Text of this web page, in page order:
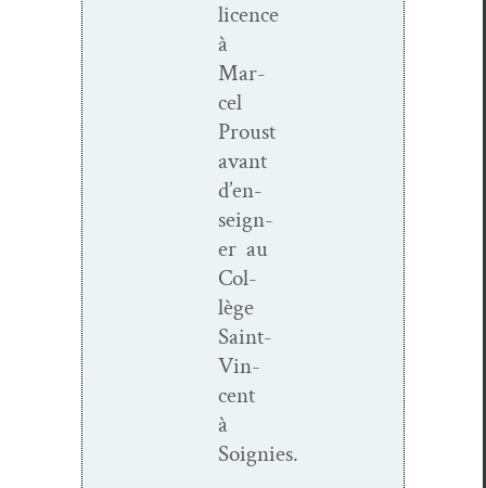
licence
à
Mar­
cel
Proust
avant
d’en­
seign­
er au
Col­
lège
Saint-
Vin­­
cent
à
Soignies.